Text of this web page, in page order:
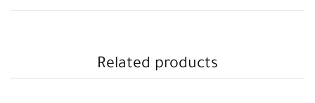
Related products